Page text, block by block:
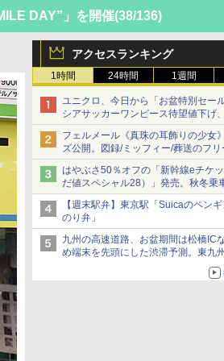
DAY”」を開催(38/136)
アクセスランキング
1時間 24時間 1週間
ユニクロ、今日から「お盆特別セー
シアサッカーワンピース待望値下げ
ショーツは1990円に
フェルメール《真珠の耳飾りの少女
ズ公開。図録/ミッフィー/葬送のフリ
か、注目ブランドコラボが実現
はやぶさ50％オフの「新幹線eチケ
だ値スペシャル28）」発売。秋冬乗
ねっと限定
【週末駅弁】東京駅「Suicaのペン
のり弁」
九州の高速道路、お盆期間は松橋IC
め端末を先頭にした渋滞予測。東九